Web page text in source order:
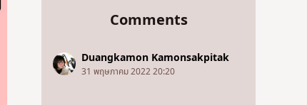
Comments
Duangkamon Kamonsakpitak
31 พฤษภาคม 2022 20:20